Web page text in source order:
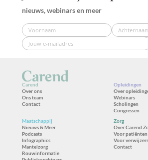
nieuws, webinars en meer
Carend
Over ons
Ons team
Contact
Opleidingen
Over
Webinars
Scholingen
Congressen
Maatschappij
Nieuws & Meer
Podcasts
Infographics
Mantelzorg
Rouwinformatie
Zorg
Over Carend
Voor patiënten
Voor verwijzers
Contact